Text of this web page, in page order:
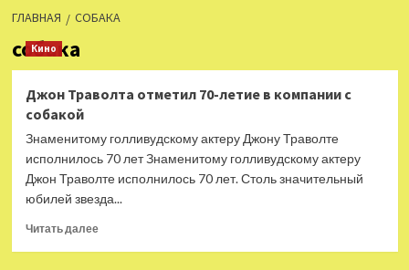
ГЛАВНАЯ СОБАКА
собака
Кино
Джон Траволта отметил 70-летие в компании с
собакой
Знаменитому голливудскому актеру Джону Траволте
исполнилось 70 лет Знаменитому голливудскому актеру
Джон Траволте исполнилось 70 лет. Столь значительный
юбилей звезда...
Читать далееПрочитать